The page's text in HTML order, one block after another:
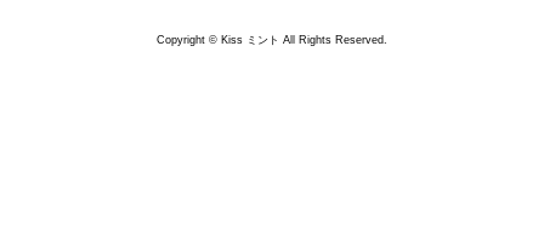
Copyright © Kiss ミント All Rights Reserved.